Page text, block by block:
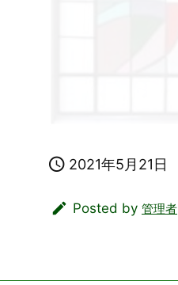
 2021年5月21日
 Posted by 管理者